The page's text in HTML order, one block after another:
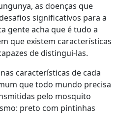
as doenças que
significativos para a
gente acha que é tudo a
que existem características
de distingui-las.
características de cada
que todo mundo precisa
pelo mosquito
preto com pintinhas